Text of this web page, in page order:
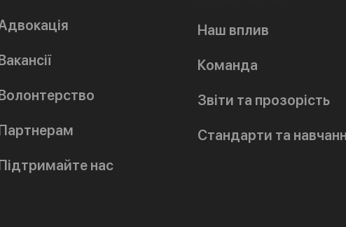
нас
Наш вплив
Команда
Звіти та прозорість
Стандарти та